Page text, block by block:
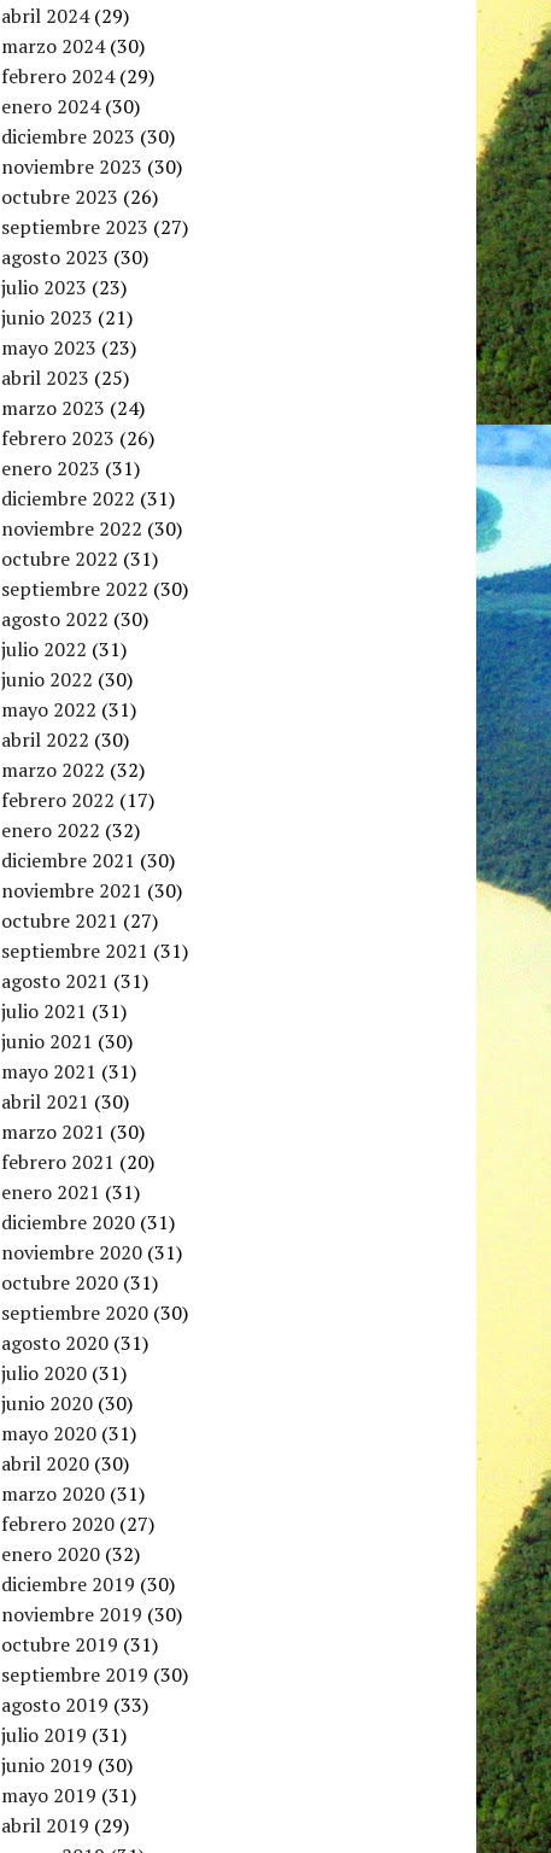
abril 2024(29)
marzo 2024(30)
febrero 2024(29)
enero 2024(30)
diciembre 2023 (30)
noviembre 2023 (30)
octubre 2023 (26)
septiembre 2023 (27)
agosto 2023 (30)
julio 2023 (23)
junio 2023 (21)
mayo 2023 (23)
abril 2023 (25)
marzo 2023 (24)
febrero 2023 (26)
enero 2023 (31)
diciembre 2022 (31)
noviembre 2022 (30)
octubre 2022 (31)
septiembre 2022 (30)
agosto 2022 (30)
julio 2022 (31)
junio 2022 (30)
mayo 2022 (31)
abril 2022 (30)
marzo 2022 (32)
febrero 2022 (17)
enero 2022 (32)
diciembre 2021 (30)
noviembre 2021 (30)
octubre 2021 (27)
septiembre 2021 (31)
agosto 2021 (31)
julio 2021 (31)
junio 2021 (30)
mayo 2021 (31)
abril 2021 (30)
marzo 2021 (30)
febrero 2021 (20)
enero 2021 (31)
diciembre 2020 (31)
noviembre 2020 (31)
octubre 2020 (31)
septiembre 2020 (30)
agosto 2020 (31)
julio 2020 (31)
junio 2020 (30)
mayo 2020 (31)
abril 2020 (30)
marzo 2020 (31)
febrero 2020 (27)
enero 2020 (32)
diciembre 2019 (30)
noviembre 2019 (30)
octubre 2019 (31)
septiembre 2019 (30)
agosto 2019 (33)
julio 2019 (31)
junio 2019 (30)
mayo 2019 (31)
abril 2019 (29)